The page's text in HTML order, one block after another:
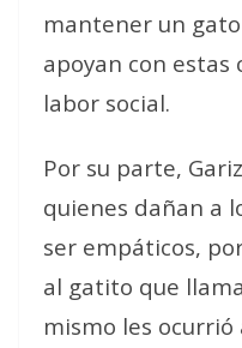
mantener un
apoyan con estas
labor social.
Por su parte,
quienes dañan a
ser empáticos,
al gatito que
mismo les